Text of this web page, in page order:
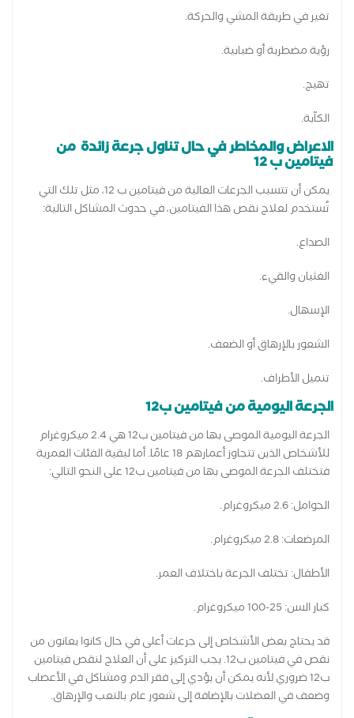
تغير في طريقة المشي والحركة.
رؤية مضطربة أو ضبابية.
تهيج.
الكآبة.
الاعراض والمخاطر في حال تناول جرعة زائدة من
فيتامين ب 12
يمكن أن تتسبب الجرعات العالية من فيتامين ب 12، مثل تلك التي
تُستخدم لعلاج نقص هذا الفيتامين، في حدوث المشاكل التالية:
الصداع.
الغثيان والقيء.
الإسهال.
الشعور بالإرهاق أو الضعف.
تنميل الأطراف.
الجرعة اليومية من فيتامين ب12
الجرعة اليومية الموصى بها من فيتامين ب12 هي 2.4 ميكروغرام
للأشخاص الذين تتجاوز أعمارهم 18 عامًا. أما لبقية الفئات العمرية
فتختلف الجرعة الموصى بها من فيتامين ب12 على النحو التالي:
الحوامل: 2.6 ميكروغرام.
المرضعات: 2.8 ميكروغرام.
الأطفال: تختلف الجرعة باختلاف العمر.
كبار السن: 25-100 ميكروغرام.
قد يحتاج بعض الأشخاص إلى جرعات أعلى في حال كانوا يعانون من
نقص في فيتامين ب12. يجب التركيز على أن العلاج لنقص فيتامين
ب12 ضروري لأنه يمكن أن يؤدي إلى فقر الدم ومشاكل في الأعصاب
وضعف في العضلات بالإضافة إلى شعور عام بالتعب والإرهاق.